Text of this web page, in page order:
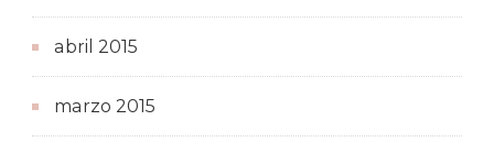
abril 2015
marzo 2015